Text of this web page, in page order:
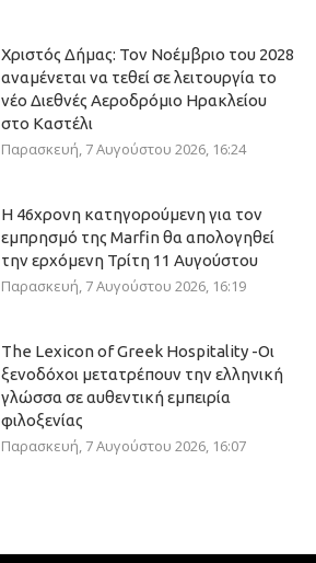
Χριστός Δήμας: Τον Νοέμβριο του 2028
αναμένεται να τεθεί σε λειτουργία το
νέο Διεθνές Αεροδρόμιο Ηρακλείου
στο Καστέλι
Παρασκευή, 7 Αυγούστου 2026, 16:24
Η 46χρονη κατηγορούμενη για τον
εμπρησμό της Marfin θα απολογηθεί
την ερχόμενη Τρίτη 11 Αυγούστου
Παρασκευή, 7 Αυγούστου 2026, 16:19
The Lexicon of Greek Hospitality -Οι
ξενοδόχοι μετατρέπουν την ελληνική
γλώσσα σε αυθεντική εμπειρία
φιλοξενίας
Παρασκευή, 7 Αυγούστου 2026, 16:07